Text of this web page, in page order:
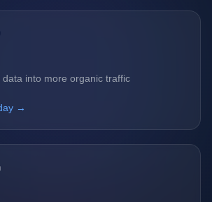
into more organic traffic
→